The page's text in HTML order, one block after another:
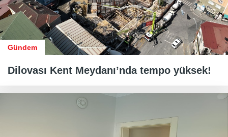
Gündem
Dilovası Kent Meydanı’nda tempo yüksek!